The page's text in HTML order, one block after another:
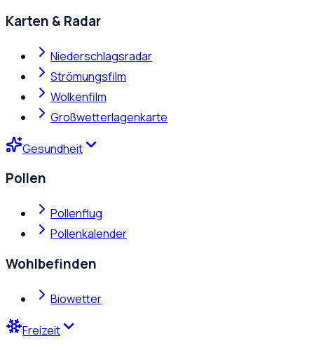
Karten & Radar
Niederschlagsradar
Strömungsfilm
Wolkenfilm
Großwetterlagenkarte
Gesundheit
Pollen
Pollenflug
Pollenkalender
Wohlbefinden
Biowetter
Freizeit